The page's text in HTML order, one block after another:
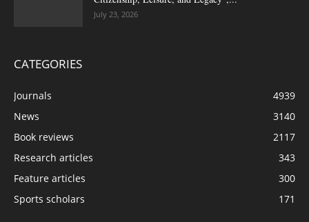
July 23, 2026
CATEGORIES
Journals
4939
News
3140
Book reviews
2117
Research articles
343
Feature articles
300
Sports scholars
171